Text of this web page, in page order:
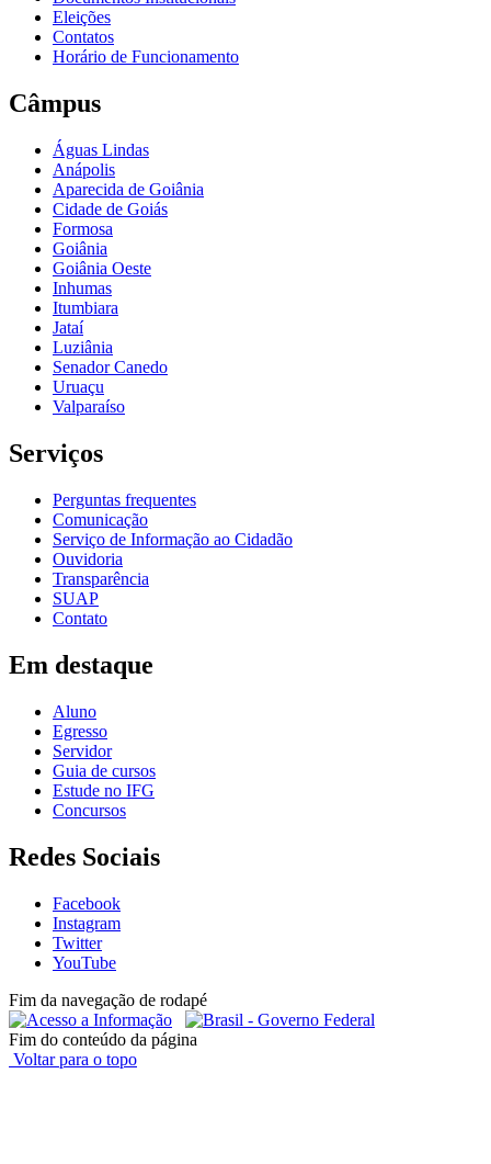
Eleições
Contatos
Horário de Funcionamento
Câmpus
Águas Lindas
Anápolis
Aparecida de Goiânia
Cidade de Goiás
Formosa
Goiânia
Goiânia Oeste
Inhumas
Itumbiara
Jataí
Luziânia
Senador Canedo
Uruaçu
Valparaíso
Serviços
Perguntas frequentes
Comunicação
Serviço de Informação ao Cidadão
Ouvidoria
Transparência
SUAP
Contato
Em destaque
Aluno
Egresso
Servidor
Guia de cursos
Estude no IFG
Concursos
Redes Sociais
Facebook
Instagram
Twitter
YouTube
Fim da navegação de rodapé
Fim do conteúdo da página
Voltar para o topo